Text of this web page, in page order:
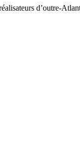
d’outre-